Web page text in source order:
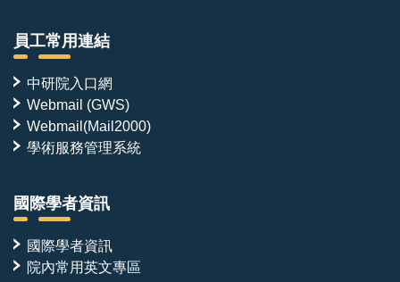
員工常用連結
中研院入口網
Webmail (GWS)
Webmail(Mail2000)
學術服務管理系統
國際學者資訊
國際學者資訊
院內常用英文專區